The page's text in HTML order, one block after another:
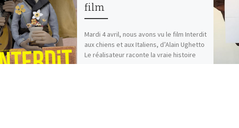
film
Mardi 4 avril, nous avons vu le film Interdit
aux chiens et aux Italiens, d’Alain Ughetto
Le réalisateur raconte la vraie histoire